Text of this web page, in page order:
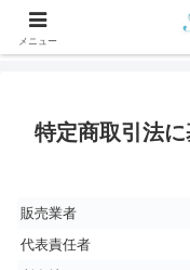
特定商取引法
販売業者
代表責任者
メニュー